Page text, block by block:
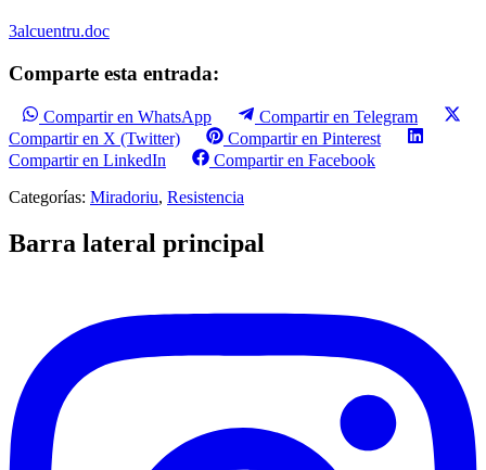
3alcuentru.doc
Comparte esta entrada:
Compartir en WhatsApp
Compartir en Telegram
Compartir en X (Twitter)
Compartir en Pinterest
Compartir en LinkedIn
Compartir en Facebook
Categorías: Miradoriu, Resistencia
Barra lateral principal